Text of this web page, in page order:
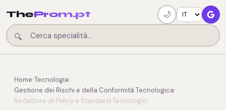
TheProm.pt
🔍
🌙
Home›Tecnologia›
Gestione dei Rischi e della Conformità Tecnologica›
Redattore di Policy e Standard Tecnologici